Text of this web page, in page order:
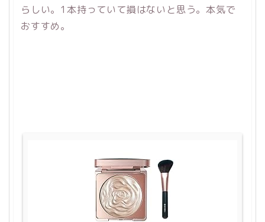
らしい。1本持っていて損はないと思う。本気で
おすすめ。